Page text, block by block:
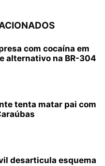
com cocaína em
alternativo na BR-304
tenta matar pai com
desarticula esquema